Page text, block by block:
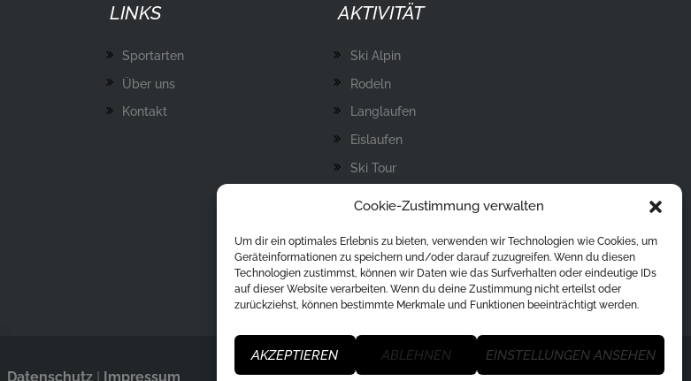
Cookie-Zustimmung verwalten
Um dir ein optimales Erlebnis zu bieten, verwenden wir Technologien wie Cookies, um
Geräteinformationen zu speichern und/oder darauf zuzugreifen. Wenn du diesen
Technologien zustimmst, können wir Daten wie das Surfverhalten oder eindeutige IDs
auf dieser Website verarbeiten. Wenn du deine Zustimmung nicht erteilst oder
zurückziehst, können bestimmte Merkmale und Funktionen beeinträchtigt werden.
AKZEPTIEREN ABLEHNEN EINSTELLUNGEN ANSEHEN
LINKS
Sportarten
Über uns
Kontakt
AKTIVITÄT
Ski Alpin
Rodeln
Langlaufen
Eislaufen
Ski Tour
Datenschutz | Impressum